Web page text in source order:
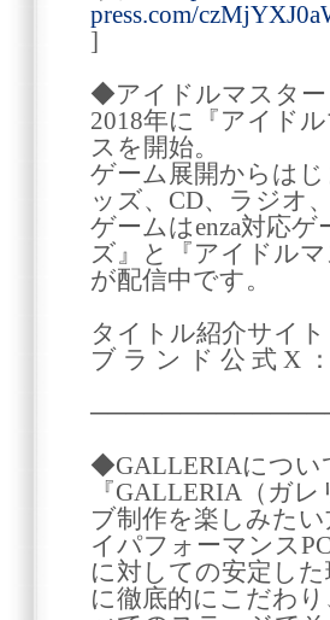
press.com/
]
◆アイドルマスター
2018年に『アイド
スを開始。
ゲーム展開からは
ッズ、CD、ラジオ
ゲームはenza対応
ズ』と『アイドル
が配信中です。
タイトル紹介サイト
ブ ラ ン ド 公 式 X ：
◆GALLERIAについ
『GALLERIA（ガ
ブ制作を楽しみた
イパフォーマンス
に対しての安定し
に徹底的にこだわ